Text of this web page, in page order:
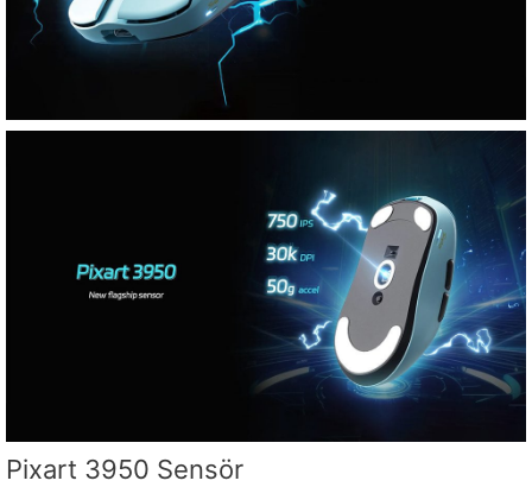
Pixart 3950 Sensör